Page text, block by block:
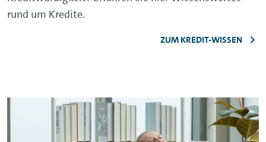
rund um Kredite.
ZUM KREDIT-WISSEN